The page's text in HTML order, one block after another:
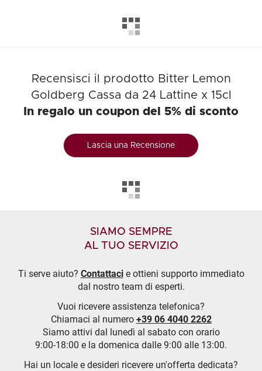
Recensisci il prodotto Bitter Lemon
Goldberg Cassa da 24 Lattine x 15cl
In regalo un coupon del 5% di sconto
Lascia una Recensione
SIAMO SEMPRE
AL TUO SERVIZIO
Ti serve aiuto? Contattacie ottieni supporto immediato
dal nostro team di esperti.
Vuoi ricevere assistenza telefonica?
Chiamaci al numero +39 06 4040 2262
Siamo attivi dal lunedì al sabato con orario
9:00-18:00 e la domenica dalle 9:00 alle 13:00.
Hai un locale e desideri ricevere un'offerta dedicata?